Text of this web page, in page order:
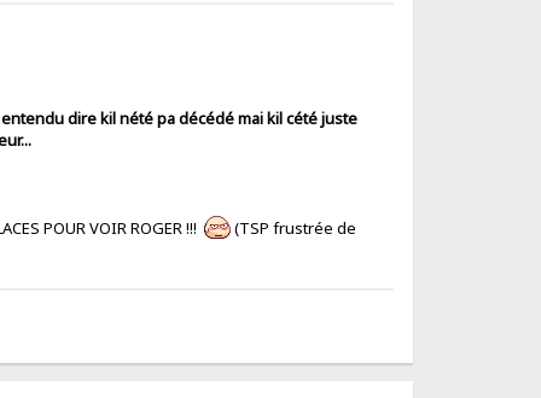
dire kil nété pa décédé mai kil cété juste
POUR VOIR ROGER !!!
(TSP frustrée de